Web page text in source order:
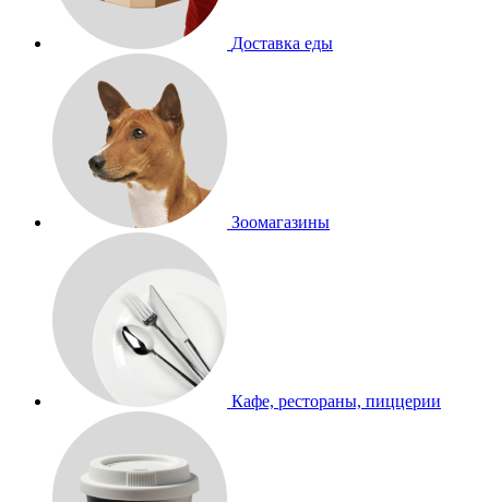
Доставка еды
Зоомагазины
Кафе, рестораны, пиццерии